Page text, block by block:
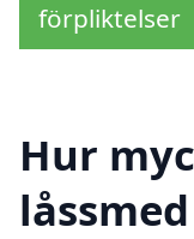
förpliktelser
Hur